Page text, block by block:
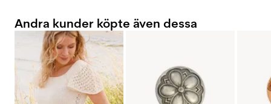
Andra kunder köpte även dessa